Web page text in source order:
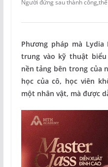
Người đứng sau thành công,
Phương pháp mà
trung vào kỹ thuật
nền tảng bên trong của
học của cô, học viên
một nhân vật, mà được